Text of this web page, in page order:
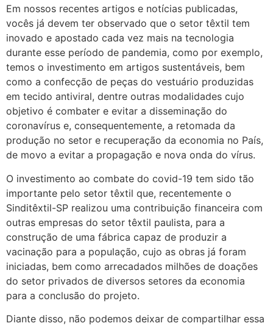
Em nossos recentes artigos e notícias publicadas,
vocês já devem ter observado que o setor têxtil tem
inovado e apostado cada vez mais na tecnologia
durante esse período de pandemia, como por exemplo,
temos o investimento em artigos sustentáveis, bem
como a confecção de peças do vestuário produzidas
em tecido antiviral, dentre outras modalidades cujo
objetivo é combater e evitar a disseminação do
coronavírus e, consequentemente, a retomada da
produção no setor e recuperação da economia no País,
de movo a evitar a propagação e nova onda do vírus.
O investimento ao combate do covid-19 tem sido tão
importante pelo setor têxtil que, recentemente o
Sinditêxtil-SP realizou uma contribuição financeira com
outras empresas do setor têxtil paulista, para a
construção de uma fábrica capaz de produzir a
vacinação para a população, cujo as obras já foram
iniciadas, bem como arrecadados milhões de doações
do setor privados de diversos setores da economia
para a conclusão do projeto.
Diante disso, não podemos deixar de compartilhar essa